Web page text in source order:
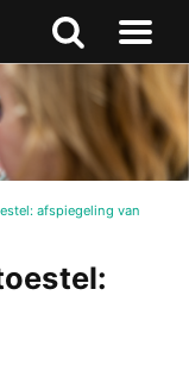
Zoeken
Naar
menu
afspiegeling van
Zoeken
naar
boven